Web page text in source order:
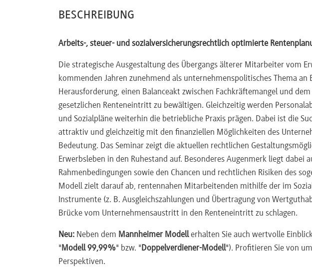
BESCHREIBUNG
Arbeits-, steuer- und sozialversicherungsrechtlich optimierte
Die strategische Ausgestaltung des Übergangs älterer Mitarbeiter vom
kommenden Jahren zunehmend als unternehmenspolitisches Thema
Herausforderung, einen Balanceakt zwischen Fachkräftemangel und
gesetzlichen Renteneintritt zu bewältigen. Gleichzeitig werden
und Sozialpläne weiterhin die betriebliche Praxis prägen. Dabei ist die
attraktiv und gleichzeitig mit den finanziellen Möglichkeiten des
Bedeutung. Das Seminar zeigt die aktuellen rechtlichen
Erwerbsleben in den Ruhestand auf. Besonderes Augenmerk liegt dabei
Rahmenbedingungen sowie den Chancen und rechtlichen Risiken des
Modell zielt darauf ab, rentennahen Mitarbeitenden mithilfe der im
Instrumente (z. B. Ausgleichszahlungen und Übertragung von
Brücke vom Unternehmensaustritt in den Renteneintritt zu schlagen.
Neu: Neben dem Mannheimer Modellerhalten Sie auch wertvolle
"Modell 99,99%" bzw. "Doppelverdiener-Modell"). Profitieren Sie von
Perspektiven.